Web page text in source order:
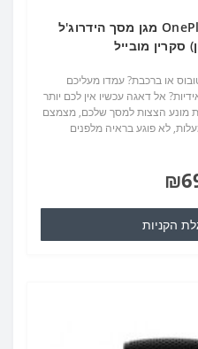
[6 יחידות] OnePlus Watch 2R מגן מסך הידרוג'ל
סקרין מובייל
או ברכבת? עמדו מעליכם
אל דאגה עכשיו אין לכם יותר
מונע הצצות למסך שלכם, מצמצם
הראיה מ90 מעלות ל30 מעלות, לא פוגע בראיה מלפנים
הקניות